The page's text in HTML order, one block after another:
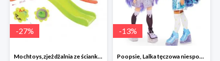
-27%
Mochtoys,zjeżdżalnia ze ścianką wspinaczkową
-13%
Poopsie, Lalka tęczowa niespodzianka